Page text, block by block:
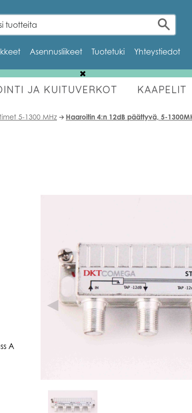
Asennusliikeet Tuotetuki Yhteystiedot
JA KUITUVERKOT
KAAPELIT
OUTLET
5-1300 MHz 🡢 Haaroitin 4:n 12dB päättyvä, 5-
A
◀